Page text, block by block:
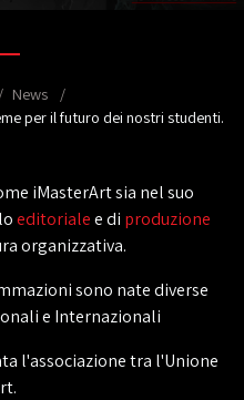
News
per il futuro dei nostri studenti.
iMasterArt sia nel suo
editorialee di produzione
organizzativa.
sono nate diverse
e Internazionali
l'associazione tra l'Unione